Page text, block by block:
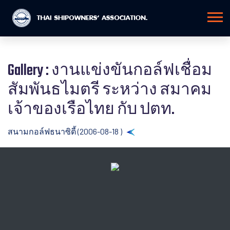
Gallery : งานแข่งขันกอล์ฟเชื่อม
สัมพันธไมตรี ระหว่าง สมาคม
เจ้าของเรือไทย กับ ปตท.
สนามกอล์ฟธนาซิตี้ (2006-08-18 )